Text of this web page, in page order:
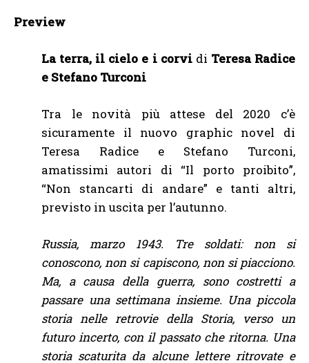
Preview
La terra, il cielo e i corvi di Teresa Radice
e Stefano Turconi
Tra le novità più attese del 2020 c’è
sicuramente il nuovo graphic novel di
Teresa Radice e Stefano Turconi,
amatissimi autori di “Il porto proibito”,
“Non stancarti di andare” e tanti altri,
previsto in uscita per l’autunno.
Russia, marzo 1943. Tre soldati: non si
conoscono, non si capiscono, non si piacciono.
Ma, a causa della guerra, sono costretti a
passare una settimana insieme. Una piccola
storia nelle retrovie della Storia, verso un
futuro incerto, con il passato che ritorna. Una
storia scaturita da alcune lettere ritrovate e